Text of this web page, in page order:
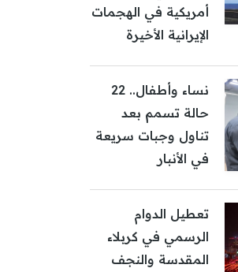
أمريكية في الهجمات
الإيرانية الأخيرة
نساء وأطفال.. 22
حالة تسمم بعد
تناول وجبات سريعة
في الأنبار
تعطيل الدوام
الرسمي في كربلاء
المقدسة والنجف